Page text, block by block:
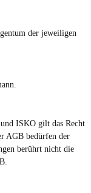
der jeweiligen
ISKO gilt das Recht
AGB bedürfen der
berührt nicht die